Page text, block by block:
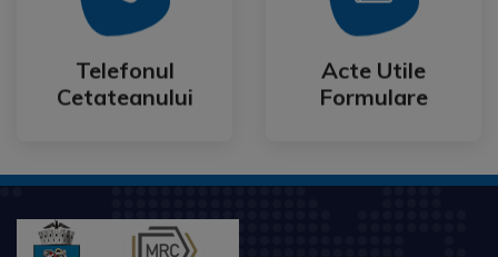
Telefonul
Cetateanului
Telefonul
Cetateanului
Acte Utile
Formulare
Acte Utile
Formulare